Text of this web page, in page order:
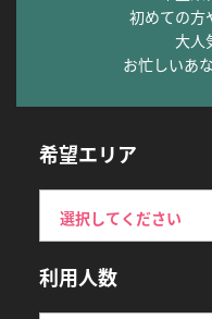
初めての方
大人
お忙しいあ
希望エリア
利用人数